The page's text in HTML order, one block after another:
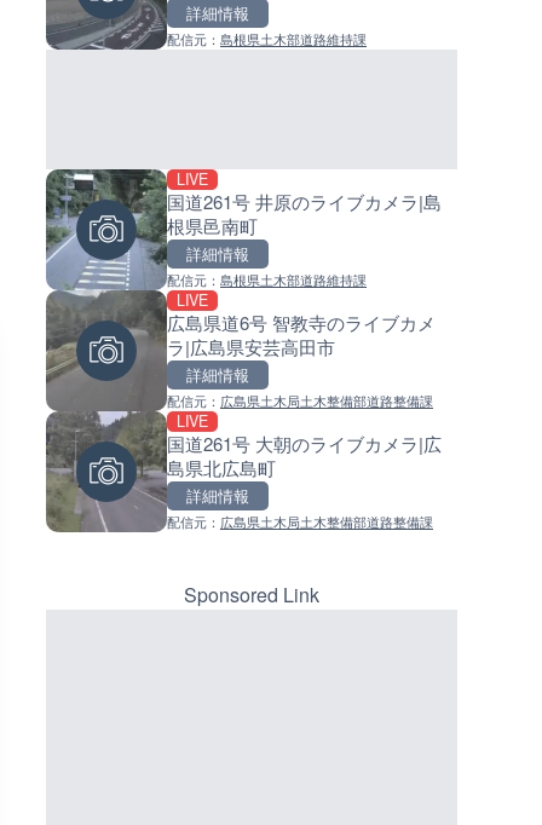
詳細情報
配信元： 島根県土木部道路維持課
LIVE
国道261号 井原のライブカメラ|島
根県邑南町
詳細情報
配信元： 島根県土木部道路維持課
LIVE
広島県道6号 智教寺のライブカメ
ラ|広島県安芸高田市
詳細情報
配信元： 広島県土木局土木整備部道路整備課
LIVE
国道261号 大朝のライブカメラ|広
島県北広島町
詳細情報
配信元： 広島県土木局土木整備部道路整備課
配信元：Japan Explorers
熊谷花火大会のライブカメラ|
配信元：J:COMチャンネル・J:COMテレ
国道406号 菅平のライブカメ
野県上田市
配信元：長野県庁
ごろごろ茶屋のライブカメラ|
配信元：天川村役場
メラ|兵庫県洲本市
詳細情報
配信元：日高町役場
導目木川 花立砂防堰堤下流の
配信元：福岡県庁県土整備部河川課
常呂川 鹿ノ子ダムのライブカ
北海道置戸町
配信元：国土交通省 北海道開発局
天塩川 岩尾内ダムのライブカ
配信元：国土交通省 北海道開発局
ラ|東京都品川区
詳細情報
Sponsored Link